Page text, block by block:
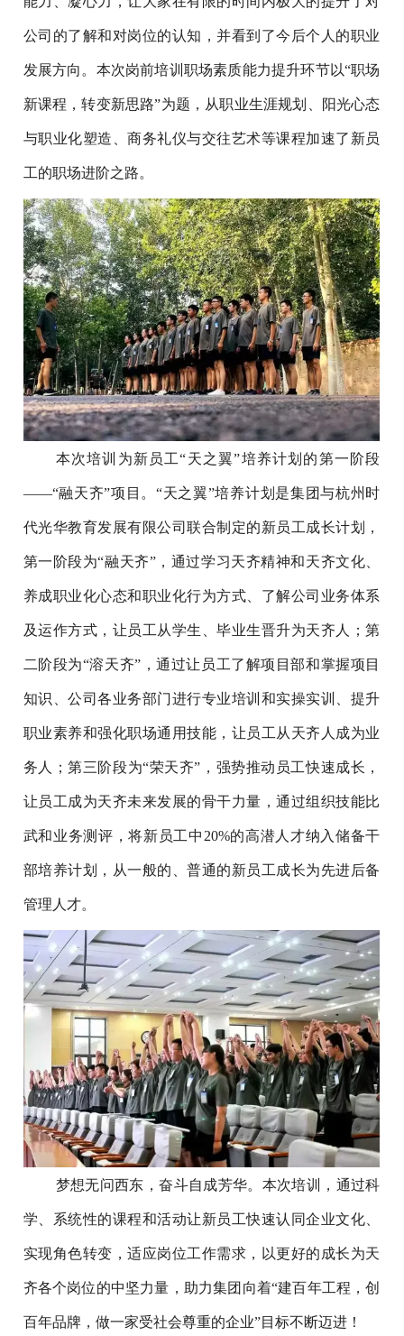
公司的了解和对岗位的认知，并看到了今后个人的职业
发展方向。本次岗前培训职场素质能力提升环节以“职场
新课程，转变新思路”为题，从职业生涯规划、阳光心态
与职业化塑造、商务礼仪与交往艺术等课程加速了新员
工的职场进阶之路。
本次培训为新员工“天之翼”培养计划的第一阶段
——“融天齐”项目。“天之翼”培养计划是集团与杭州时
代光华教育发展有限公司联合制定的新员工成长计划，
第一阶段为“融天齐”，通过学习天齐精神和天齐文化、
养成职业化心态和职业化行为方式、了解公司业务体系
及运作方式，让员工从学生、毕业生晋升为天齐人；第
二阶段为“溶天齐”，通过让员工了解项目部和掌握项目
知识、公司各业务部门进行专业培训和实操实训、提升
职业素养和强化职场通用技能，让员工从天齐人成为业
务人；第三阶段为“荣天齐”，强势推动员工快速成长，
让员工成为天齐未来发展的骨干力量，通过组织技能比
武和业务测评，将新员工中20%的高潜人才纳入储备干
部培养计划，从一般的、普通的新员工成长为先进后备
管理人才。
梦想无问西东，奋斗自成芳华。本次培训，通过科
学、系统性的课程和活动让新员工快速认同企业文化、
实现角色转变，适应岗位工作需求，以更好的成长为天
齐各个岗位的中坚力量，助力集团向着“建百年工程，创
百年品牌，做一家受社会尊重的企业”目标不断迈进！